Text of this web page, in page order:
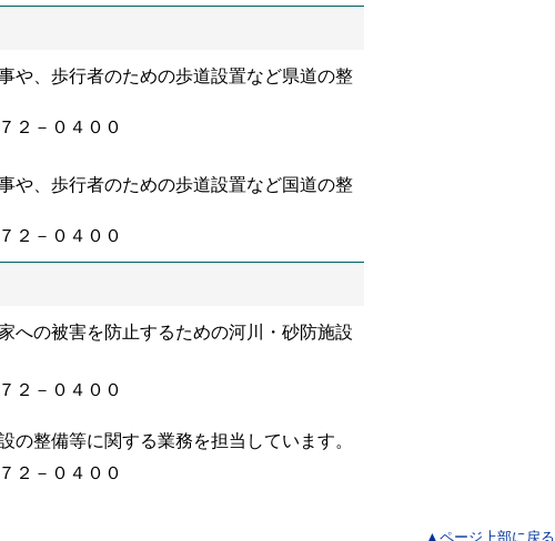
、歩行者のための歩道設置など県道の整
２－０４００
、歩行者のための歩道設置など国道の整
２－０４００
の被害を防止するための河川・砂防施設
２－０４００
整備等に関する業務を担当しています。
２－０４００
▲ページ上部に戻る